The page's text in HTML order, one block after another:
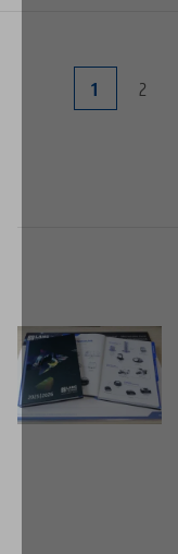
Pagination
Current
1 Page
2